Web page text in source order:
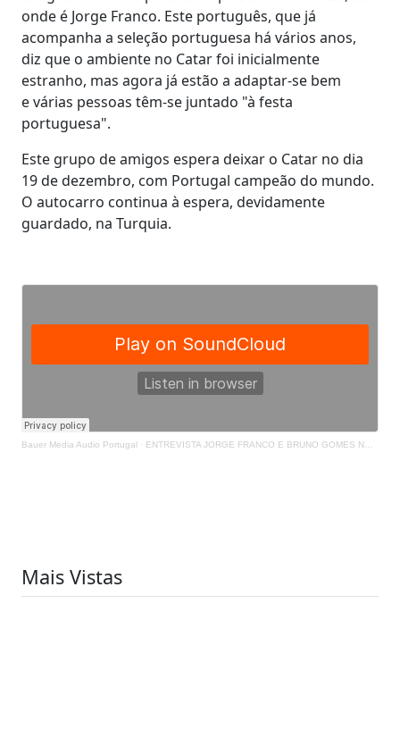
onde é Jorge Franco. Este português, que já
acompanha a seleção portuguesa há vários anos,
diz que o ambiente no Catar foi inicialmente
estranho, mas agora já estão a adaptar-se bem
e várias pessoas têm-se juntado "à festa
portuguesa".
Este grupo de amigos espera deixar o Catar no dia
19 de dezembro, com Portugal campeão do mundo.
O autocarro continua à espera, devidamente
guardado, na Turquia.
Bauer Media Audio Portugal · ENTREVISTA JORGE FRANCO E BRUNO GOMES NO CATAR
Mais Vistas